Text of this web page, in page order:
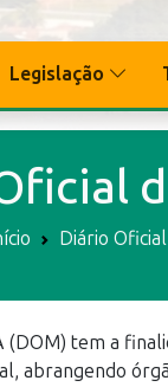
Legislação
Diário
tem a
abrangendo